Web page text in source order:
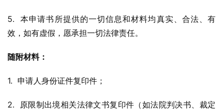
5.  本申请书所提供的一切信息和材料均真实、合法、有
效，如有虚假，愿承担一切法律责任。
随附材料：
1.  申请人身份证件复印件；
2.  原限制出境相关法律文书复印件（如法院判决书、裁定